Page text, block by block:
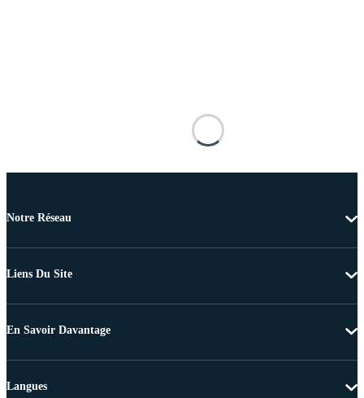
Notre Réseau
Liens Du Site
En Savoir Davantage
Langues